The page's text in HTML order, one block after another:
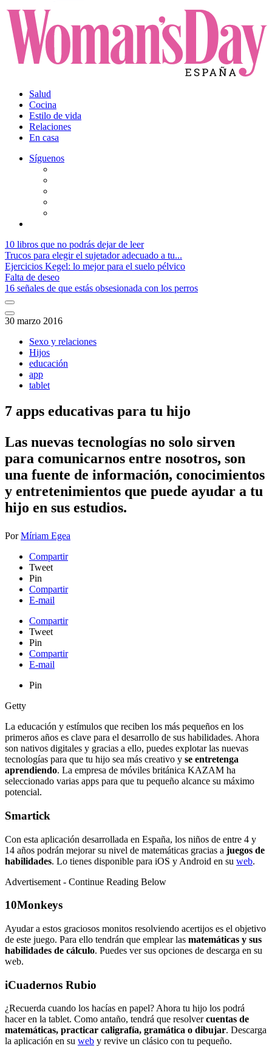
Salud
Cocina
Estilo de vida
Relaciones
En casa
Síguenos
10 libros que no podrás dejar de leer
Trucos para elegir el sujetador adecuado a tu...
Ejercicios Kegel: lo mejor para el suelo pélvico
Falta de deseo
16 señales de que estás obsesionada con los perros
30 marzo 2016
Sexo y relaciones
Hijos
educación
app
tablet
7 apps educativas para tu hijo
​Las nuevas tecnologías no solo sirven
para comunicarnos entre nosotros, son
una fuente de información, conocimientos
y entretenimientos que puede ayudar a tu
hijo en sus estudios.
PorMíriam Egea
Compartir
Tweet
Pin
Compartir
E-mail
Compartir
Tweet
Pin
Compartir
E-mail
Pin
Getty
La educación y estímulos que reciben los más pequeños en los
primeros años es clave para el desarrollo de sus habilidades. Ahora
son nativos digitales y gracias a ello, puedes explotar las nuevas
tecnologías para que tu hijo sea más creativo y se entretenga
aprendiendo. La empresa de móviles británica KAZAM ha
seleccionado varias apps para que tu pequeño alcance su máximo
potencial.
Smartick
Con esta aplicación desarrollada en España, los niños de entre 4 y
14 años podrán mejorar su nivel de matemáticas gracias a juegos de
habilidades. Lo tienes disponible para iOS y Android en su web.
Advertisement - Continue Reading Below
10Monkeys
Ayudar a estos graciosos monitos resolviendo acertijos es el objetivo
de este juego. Para ello tendrán que emplear las matemáticas y sus
habilidades de cálculo. Puedes ver sus opciones de descarga en su
web.
iCuadernos Rubio
¿Recuerda cuando los hacías en papel? Ahora tu hijo los podrá
hacer en la tablet. Como antaño, tendrá que resolvercuentas de
matemáticas, practicar caligrafía, gramática o dibujar. Descarga
la aplicación en su web y revive un clásico con tu pequeño.